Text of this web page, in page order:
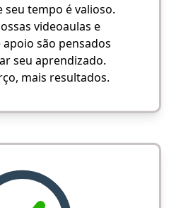
seu tempo é valioso.
videoaulas e
são pensados
seu aprendizado.
mais resultados.